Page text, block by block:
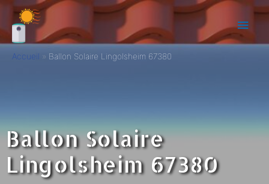
Accueil Ballon Solaire Lingolsheim 67380
Ballon Solaire
Lingolsheim 67380